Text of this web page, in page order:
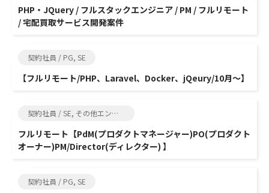
PHP・JQuery / フルスタックエンジニア / PM / フルリモート
/ 宅配買取サービス開発案件
契約社員 / PG, SE
【フルリモート/PHP、Laravel、Docker、jQeury/10月～】
契約社員 / SE, その他エンジニア関連
フルリモート【PdM(プロダクトマネージャー)PO(プロダクト
オーナー)PM/Director(ディレクター) 】
契約社員 / PG, SE